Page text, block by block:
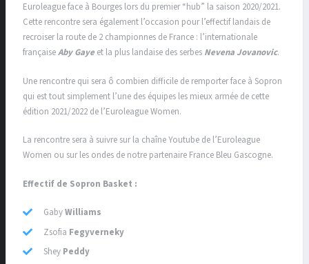
Euroleague face à Bourges lors du premier “hub” la saison 2020/2021.
Cette rencontre sera également l’occasion pour l’effectif landais de
recroiser la route de 2 championnes de France : l’internationale
françaiseAby Gayeet la plus landaise des serbes Nevena Jovanovic.
Une rencontre qui sera ô combien difficile de remporter face à Sopron
qui est tout simplement l’une des équipes les mieux armée de cette
édition 2021/2022 de l’Euroleague Women.
La rencontre sera à suivre sur la chaîne Youtube de l’Euroleague
Women ou sur les ondes de notre partenaire France Bleu Gascogne.
Effectif de Sopron Basket :
GabyWilliams
Zsofia Fegyverneky
Shey Peddy